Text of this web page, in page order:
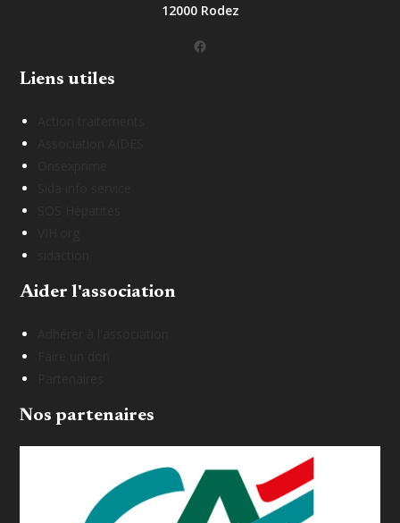
12000 Rodez
Facebook
Liens utiles
Aider l'association
Nos partenaires